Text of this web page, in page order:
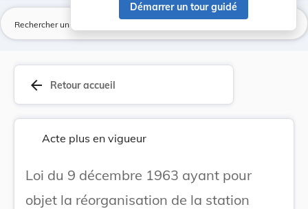
Démarrer un tour guidé
arrow_back Retour accueil
Acte plus en vigueur
Loi du 9 décembre 1963 ayant pour
objet la réorganisation de la station